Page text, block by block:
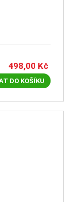
498,00 Kč
DO KOŠÍKU